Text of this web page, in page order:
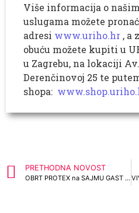
Više informacija o
uslugama možete
adresi www.uriho.hr , a
obuću možete kupiti u
u Zagrebu, na lokaciji
Derenčinovoj 25 te
shopa:
PRETHODNA NOVOST
OBRT PROTEX na SAJMU GAST 2024